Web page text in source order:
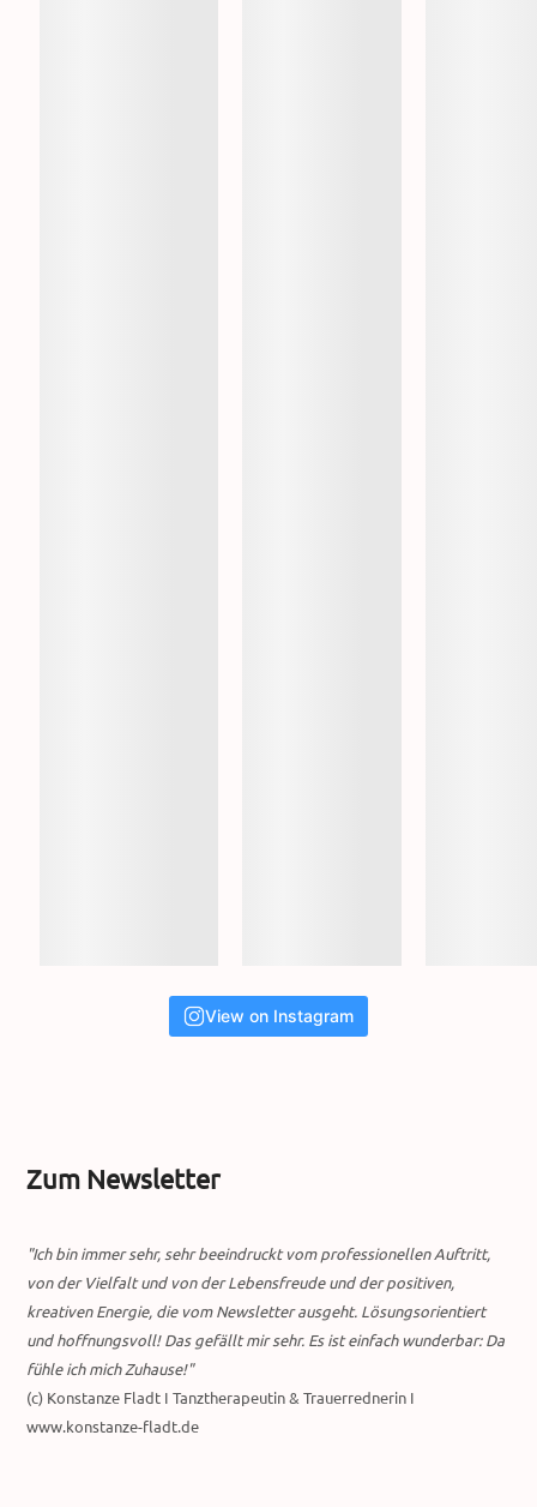
View on Instagram
Zum Newsletter
"Ich bin immer sehr, sehr beeindruckt vom professionellen Auftritt,
von der Vielfalt und von der Lebensfreude und der positiven,
kreativen Energie, die vom Newsletter ausgeht. Lösungsorientiert
und hoffnungsvoll! Das gefällt mir sehr. Es ist einfach wunderbar: Da
fühle ich mich Zuhause!"
(c) Konstanze Fladt I Tanztherapeutin & Trauerrednerin I
www.konstanze-fladt.de